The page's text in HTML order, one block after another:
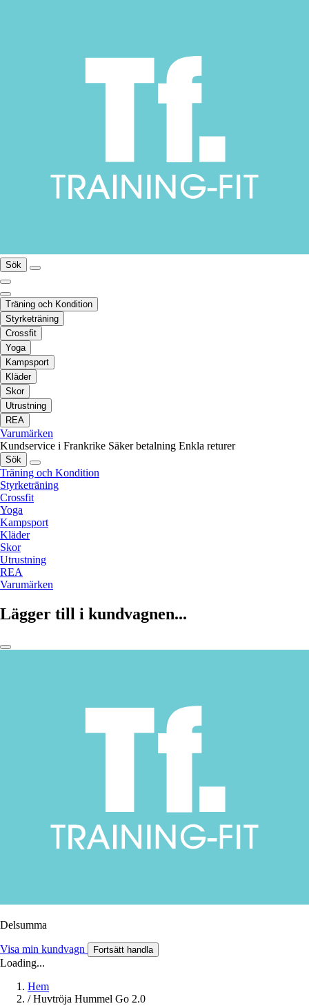
Sök
Träning och Kondition
Styrketräning
Crossfit
Yoga
Kampsport
Kläder
Skor
Utrustning
REA
Varumärken
Kundservice i Frankrike Säker betalning Enkla returer
Sök
Träning och Kondition
Styrketräning
Crossfit
Yoga
Kampsport
Kläder
Skor
Utrustning
REA
Varumärken
Lägger till i kundvagnen...
Delsumma
Visa min kundvagn Fortsätt handla
Loading...
Hem
/ Huvtröja Hummel Go 2.0